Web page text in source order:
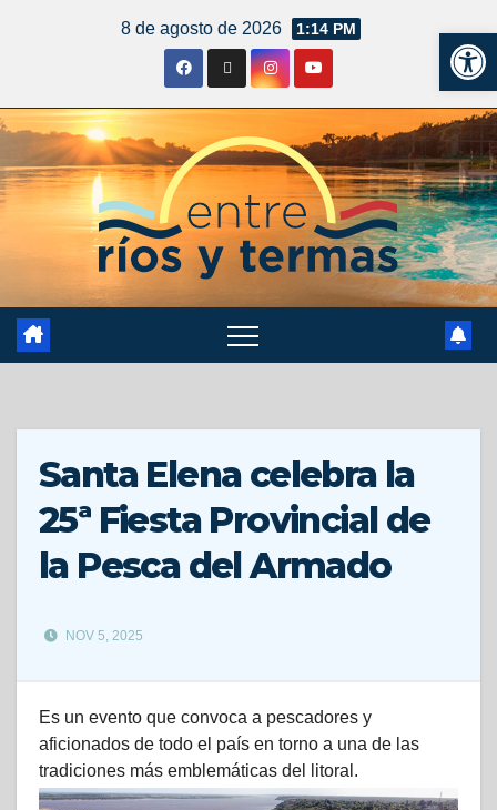
8 de agosto de 2026 1:14 PM
Santa Elena celebra la
25ª Fiesta Provincial de
la Pesca del Armado
NOV 5, 2025
Es un evento que convoca a pescadores y
aficionados de todo el país en torno a una de las
tradiciones más emblemáticas del litoral.